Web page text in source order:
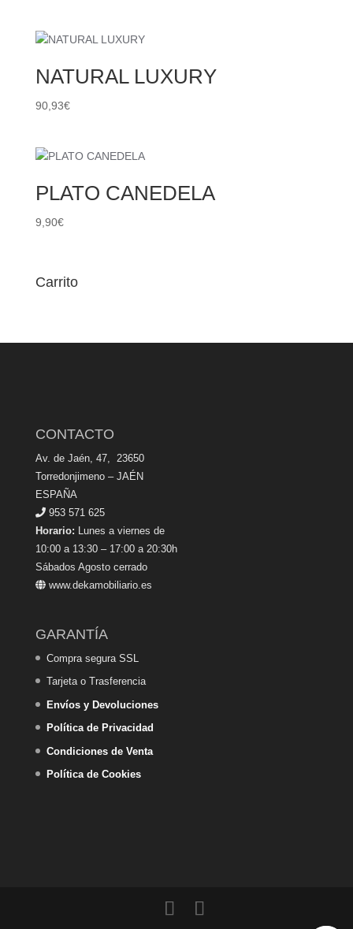
NATURAL LUXURY
90,93€
PLATO CANEDELA
9,90€
Carrito
CONTACTO
Av. de Jaén, 47, 23650
Torredonjimeno – JAÉN
ESPAÑA
953 571 625
Horario: Lunes a viernes de
10:00 a 13:30 – 17:00 a 20:30h
Sábados Agosto cerrado
www.dekamobiliario.es
GARANTÍA
Compra segura SSL
Tarjeta o Trasferencia
Envíos y Devoluciones
Política de Privacidad
Condiciones de Venta
Política de Cookies